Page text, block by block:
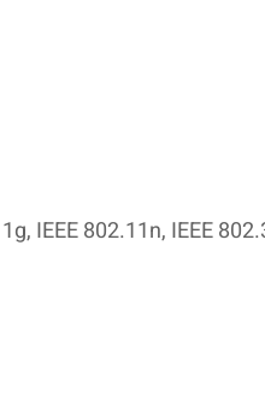
IEEE 802.11n, IEEE